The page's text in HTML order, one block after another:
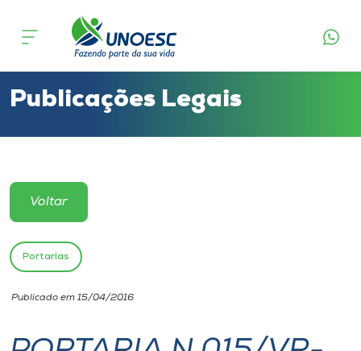
Cursos
Atendimento ao Estudante
Portal de Ensino
Unoesc
Publicações Legais
Voltar
Portarias
Publicado em 15/04/2016